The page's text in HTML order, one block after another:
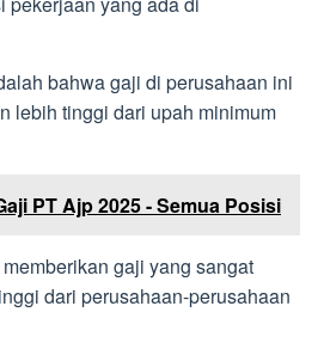
bahwa gaji di perusahaan ini
lebih tinggi dari upah minimum
PT Ajp 2025 - Semua Posisi
gaji yang sangat
dari perusahaan-perusahaan